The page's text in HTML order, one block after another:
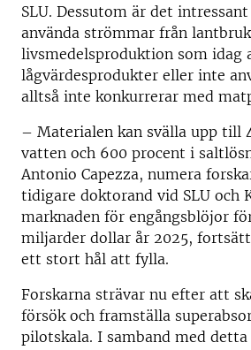
SLU. Dessutom är det
använda strömmar från
livsmedelsproduktion som idag
lågvärdesprodukter eller inte
alltså inte konkurrerar med
– Materialen kan svälla upp till
vatten och 600 procent i
Antonio Capezza, numera
tidigare doktorand vid SLU och
marknaden för engångsblöjor
miljarder dollar år 2025,
ett stort hål att fylla.
Forskarna strävar nu efter att
försök och framställa
pilotskala. I samband med